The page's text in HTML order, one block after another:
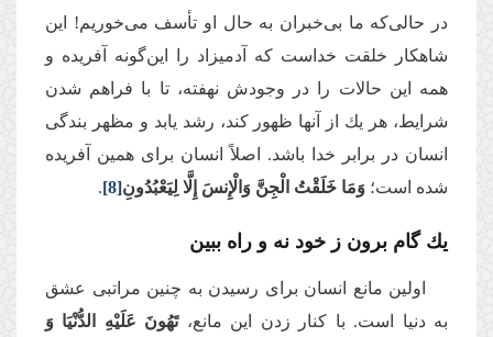
در حالی‌كه ما بی‌خبران به حال او تأسف می‌خوریم! این
شاهکار خلقت خداست كه آدمیزاد را این‌گونه آفریده و
همه این حالات را در وجودش نهفته، تا با فراهم شدن
شرایط، هر یك از آنها ظهور کند، رشد یابد و مظهر بندگی
انسان در برابر خدا باشد. اصلاً انسان برای همین آفریده
شده است؛ وَمَا خَلَقْتُ الْجِنَّ وَالْإِنسَ إِلَّا لِیَعْبُدُونِ[8]
.
یك گام برون ز خود نه و راه ببین
اولین مانع انسان برای رسیدن به چنین مراتبی عشق
به دنیا است. با كنار زدن این مانع،تَهُونَ عَلَیْهِ الدُّنْیَا وَ